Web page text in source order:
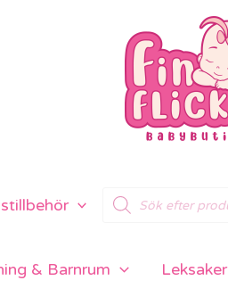
Products
search
& Barnrum Leksaker